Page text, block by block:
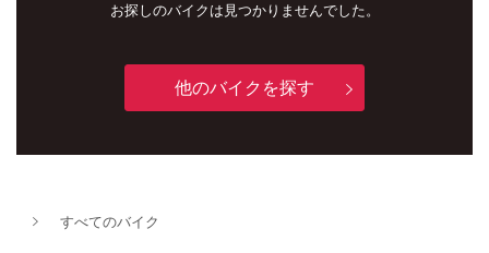
お探しのバイクは見つかりませんでした。
他のバイクを探す
すべてのバイク
新車